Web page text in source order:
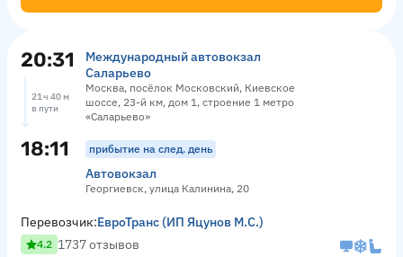
20:31
Международный автовокзал
Саларьево
Москва, посёлок Московский, Киевское
шоссе, 23-й км, дом 1, строение 1 метро
«Саларьево»
21 ч 40 м
в пути
18:11 прибытие на след. день
Автовокзал
Георгиевск, улица Калинина, 20
Перевозчик:ЕвроТранс (ИП Яцунов М.С.)
4.2 1737 отзывов